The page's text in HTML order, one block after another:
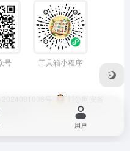
号 工具箱小程序
2024081006号
川公网安备
号
用户